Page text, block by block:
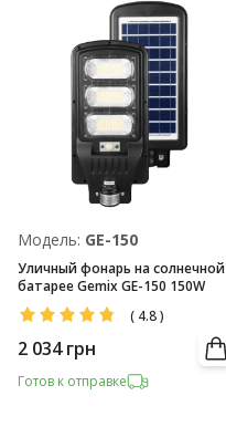
Модель: GE-150
Уличный фонарь на солнечной
батарее Gemix GE-150 150W
( 4.8)
2 034 грн
Готов к отправке